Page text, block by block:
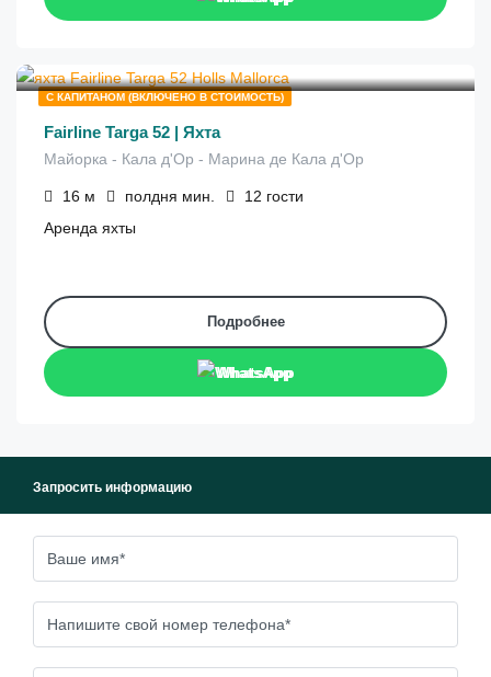
С КАПИТАНОМ (ВКЛЮЧЕНО В СТОИМОСТЬ)
Fairline Targa 52 | Яхта
Майорка - Кала д'Ор - Марина де Кала д'Ор
16 м полдня мин. 12 гости
Аренда яхты
Подробнее
WhatsApp
Запросить информацию